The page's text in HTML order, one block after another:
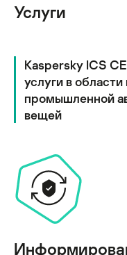
Услуги
Kaspersky ICS
услуги в
промышленной
вещей